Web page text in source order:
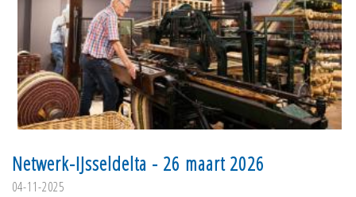
Netwerk-IJsseldelta - 26 maart 2026
04-11-2025